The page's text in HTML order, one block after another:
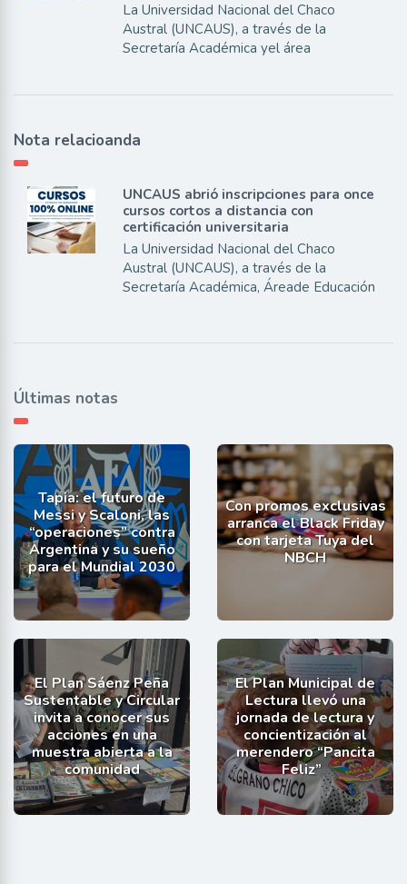
La Universidad Nacional del Chaco
Austral (UNCAUS), a través de la
Secretaría Académica yel área
Nota relacioanda
UNCAUS abrió inscripciones para once
cursos cortos a distancia con
certificación universitaria
La Universidad Nacional del Chaco
Austral (UNCAUS), a través de la
Secretaría Académica, Áreade Educación
Últimas notas
Tapia: el futuro de
Messi y Scaloni, las
“operaciones” contra
Argentina y su sueño
para el Mundial 2030
Con promos exclusivas
arranca el Black Friday
con tarjeta Tuya del
NBCH
El Plan Sáenz Peña
Sustentable y Circular
invita a conocer sus
acciones en una
muestra abierta a la
comunidad
El Plan Municipal de
Lectura llevó una
jornada de lectura y
concientización al
merendero “Pancita
Feliz”